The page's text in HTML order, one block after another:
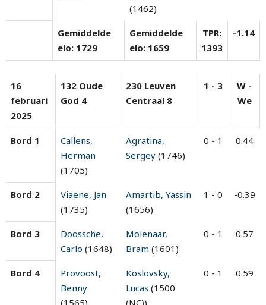
(1462)
Gemiddelde
elo: 1729
Gemiddelde
elo: 1659
TPR:
1393
-1.14
16
februari
2025
132 Oude
God 4
230 Leuven
Centraal 8
1 - 3
W -
We
Bord 1
Callens,
Herman
(1705)
Agratina,
Sergey (1746)
0 - 1 0.44
Bord 2
Viaene, Jan
(1735)
Amartib, Yassin
(1656)
1 - 0 -0.39
Bord 3
Doossche,
Carlo (1648)
Molenaar,
Bram (1601)
0 - 1 0.57
Bord 4
Provoost,
Benny
(1565)
Koslovsky,
Lucas (1500
(NC))
0 - 1 0.59